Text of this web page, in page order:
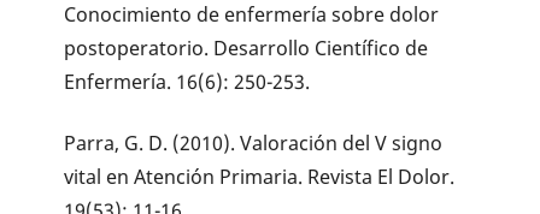
Conocimiento de enfermería sobre dolor
postoperatorio. Desarrollo Científico de
Enfermería. 16(6): 250-253.
Parra, G. D. (2010). Valoración del V signo
vital en Atención Primaria. Revista El Dolor.